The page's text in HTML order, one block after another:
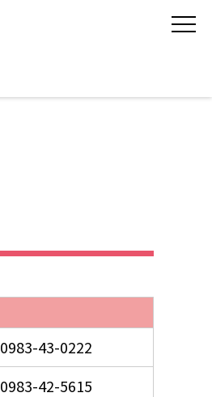
0983-43-0222
0983-42-5615